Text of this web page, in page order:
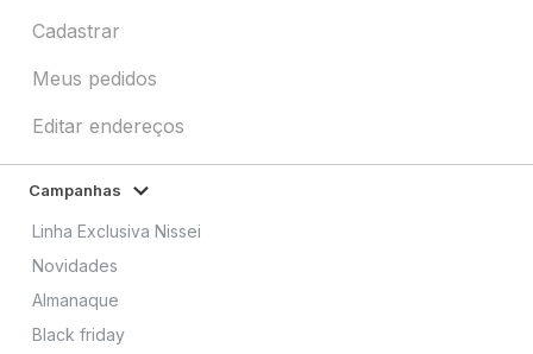
Cadastrar
Meus pedidos
Editar endereços
Campanhas
Linha Exclusiva Nissei
Novidades
Almanaque
Black friday